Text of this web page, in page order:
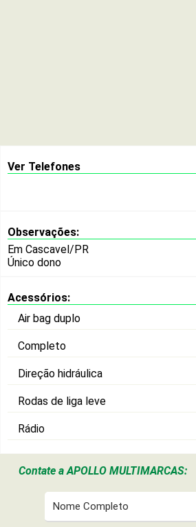
Ver Telefones
Observações:
Em Cascavel/PR
Único dono
Acessórios:
Air bag duplo
Completo
Direção hidráulica
Rodas de liga leve
Rádio
Contate aAPOLLO MULTIMARCAS: